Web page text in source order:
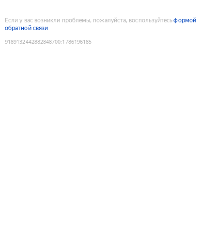
Если у вас возникли проблемы, пожалуйста, воспользуйтесьформой
обратной связи
9189132442882848700:1786196185